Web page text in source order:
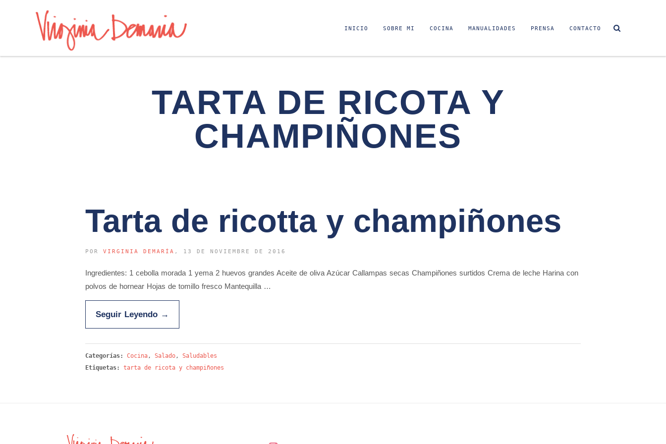
INICIO SOBRE MI COCINA MANUALIDADES PRENSA CONTACTO
TARTA DE RICOTA Y
CHAMPIÑONES
Tarta de ricotta y champiñones
POR VIRGINIA DEMARÍA , 13 DE NOVIEMBRE DE 2016
Ingredientes: 1 cebolla morada 1 yema 2 huevos grandes Aceite de oliva Azúcar Callampas secas Champiñones surtidos Crema de leche Harina con
polvos de hornear Hojas de tomillo fresco Mantequilla …
Seguir Leyendo →
Categorías: Cocina, Salado, Saludables
Etiquetas:
tarta de ricota y champiñones